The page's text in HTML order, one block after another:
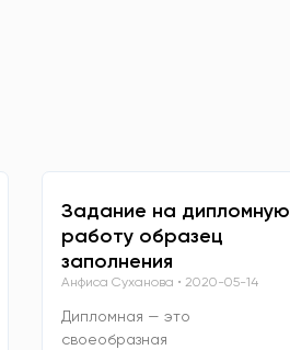
Задание на дипломную
работу образец
заполнения
Анфиса Суханова 2020-05-14
Дипломная — это
своеобразная